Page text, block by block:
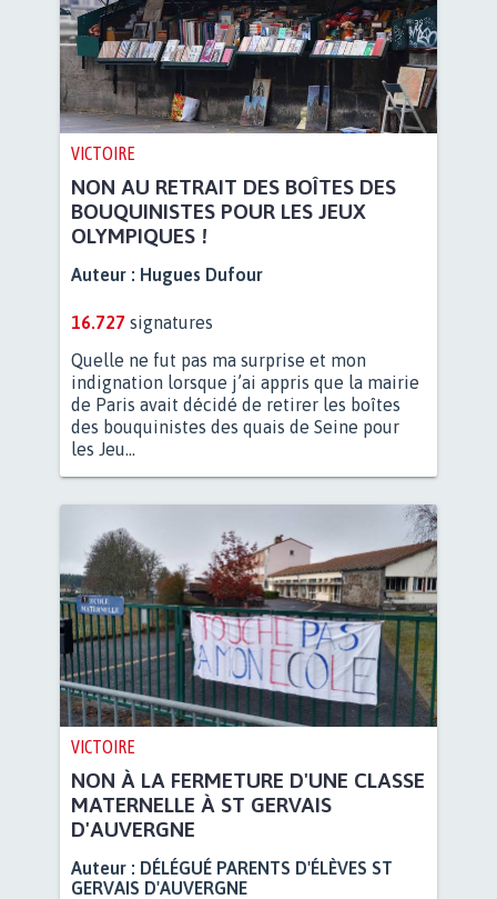
VICTOIRE
NON AU RETRAIT DES BOÎTES DES
BOUQUINISTES POUR LES JEUX
OLYMPIQUES !
Auteur : Hugues Dufour
16.727 signatures
Quelle ne fut pas ma surprise et mon
indignation lorsque j’ai appris que la mairie
de Paris avait décidé de retirer les boîtes
des bouquinistes des quais de Seine pour
les Jeu...
VICTOIRE
NON À LA FERMETURE D'UNE CLASSE
MATERNELLE À ST GERVAIS
D'AUVERGNE
Auteur : DÉLÉGUÉ PARENTS D'ÉLÈVES ST
GERVAIS D'AUVERGNE